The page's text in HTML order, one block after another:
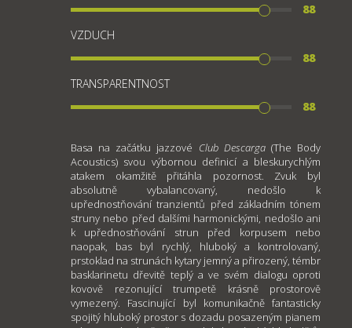
88
VZDUCH
88
TRANSPARENTNOST
88
Basa na začátku jazzové Club Descarga (The Body
Acoustics) svou výbornou definicí a bleskurychlým
atakem okamžitě přitáhla pozornost. Zvuk byl
absolutně vybalancovaný, nedošlo k
upřednostňování tranzientů před základním tónem
struny nebo před dalšími harmonickými, nedošlo ani
k upřednostňování strun před korpusem nebo
naopak, bas byl rychlý, hluboký a kontrolovaný,
prstoklad na strunách kytary jemný a přirozený, témbr
basklarinetu dřevitě teplý a ve svém dialogu oproti
kovově rezonující trumpetě krásně prostorově
vymezený. Fascinující byl komunikačně fantasticky
spojitý hluboký prostor s dozadu posazeným pianem